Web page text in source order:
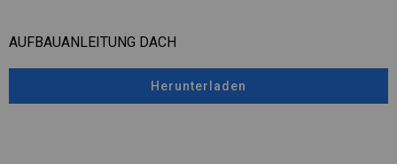
AUFBAUANLEITUNG DACH
Herunterladen